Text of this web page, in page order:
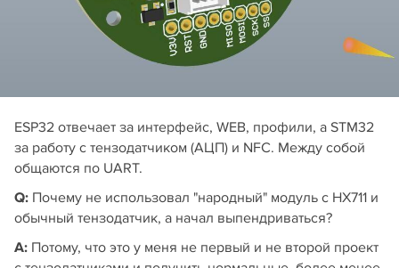
ESP32 отвечает за интерфейс, WEB, профили, а STM32
за работу с тензодатчиком (АЦП) и NFC. Между собой
общаются по UART.
Q: Почему не использовал "народный" модуль с HX711 и
обычный тензодатчик, а начал выпендриваться?
А: Потому, что это у меня не первый и не второй проект